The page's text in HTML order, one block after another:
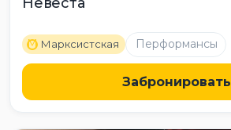
M Марксистская Перформансы
Забронировать